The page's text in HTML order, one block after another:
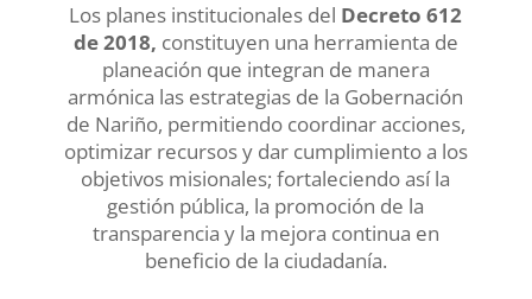
Los planes institucionales del Decreto 612
de 2018, constituyen una herramienta de
planeación que integran de manera
armónica las estrategias de la Gobernación
de Nariño, permitiendo coordinar acciones,
optimizar recursos y dar cumplimiento a los
objetivos misionales; fortaleciendo así la
gestión pública, la promoción de la
transparencia y la mejora continua en
beneficio de la ciudadanía.